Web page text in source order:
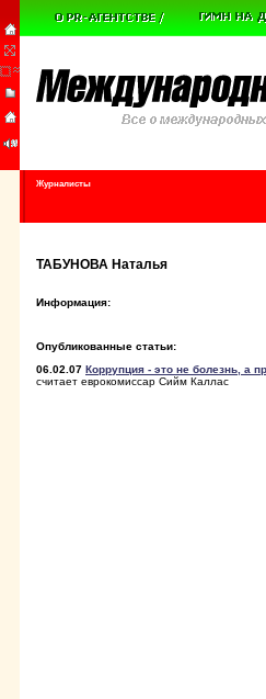
Журналисты
ТАБУНОВА Наталья
Информация:
Опубликованные статьи:
06.02.07 Коррупция - это не болезнь, а
считает еврокомиссар Сийм Каллас